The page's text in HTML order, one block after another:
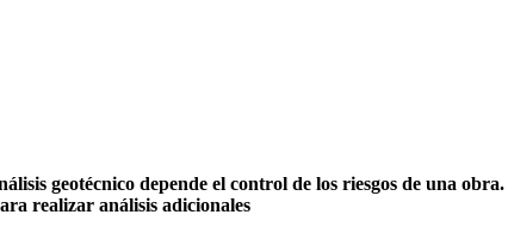
geotécnico depende el control de los riesgos de una obra.
realizar análisis adicionales